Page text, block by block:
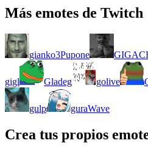
Más emotes de Twitch
gianko3Pupone
gigl Gladeg golive
gulp guraWave
Crea tus propios